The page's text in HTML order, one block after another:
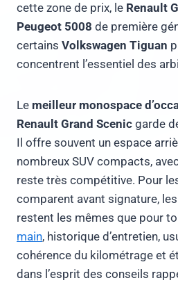
cette zone de prix, le Renault
Peugeot 5008 de première
certains Volkswagen Tiguan
concentrent l’essentiel des
Le meilleur monospace
Renault Grand Scenic garde
Il offre souvent un espace
nombreux SUV compacts,
reste très compétitive. Pour
comparent avant signature,
restent les mêmes que pour
main, historique d’entretien,
cohérence du kilométrage et
dans l’esprit des conseils